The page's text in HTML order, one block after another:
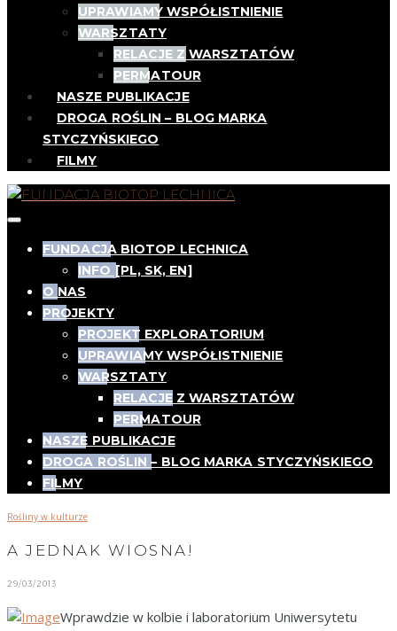
UPRAWIAMY WSPÓŁISTNIENIE
WARSZTATY
RELACJE Z WARSZTATÓW
PERMATOUR
NASZE PUBLIKACJE
DROGA ROŚLIN – BLOG MARKA
STYCZYŃSKIEGO
FILMY
FUNDACJA BIOTOP LECHNICA
INFO [PL, SK, EN]
O NAS
PROJEKTY
PROJEKT EXPLORATORIUM
UPRAWIAMY WSPÓŁISTNIENIE
WARSZTATY
RELACJE Z WARSZTATÓW
PERMATOUR
NASZE PUBLIKACJE
DROGA ROŚLIN – BLOG MARKA STYCZYŃSKIEGO
FILMY
Rośliny w kulturze
A JEDNAK WIOSNA!
29/03/2013
Wprawdzie w kolbie i laboratorium Uniwersytetu